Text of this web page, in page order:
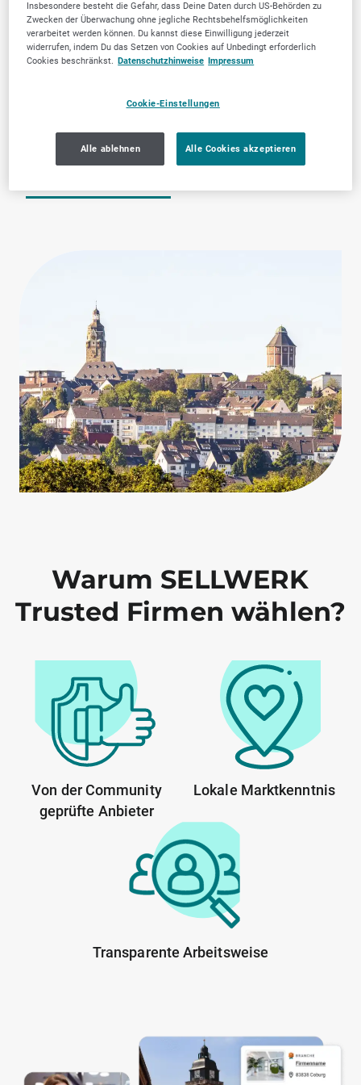
Remscheid
Reinigung,
Sanitärdienste &
Zahnärztliche
Dienstleistungen
Warum SELLWERK
Trusted Firmen wählen?
Von der Community
geprüfte Anbieter
Lokale Marktkenntnis
Transparente Arbeitsweise
Insbesondere besteht die Gefahr, dass Deine Daten durch US-Behörden zu
Zwecken der Überwachung ohne jegliche Rechtsbehelfsmöglichkeiten
verarbeitet werden können. Du kannst diese Einwilligung jederzeit
widerrufen, indem Du das Setzen von Cookies auf Unbedingt erforderlich
Cookies beschränkst. Datenschutzhinweise Impressum
Cookie-Einstellungen
Alle ablehnen Alle Cookies akzeptieren